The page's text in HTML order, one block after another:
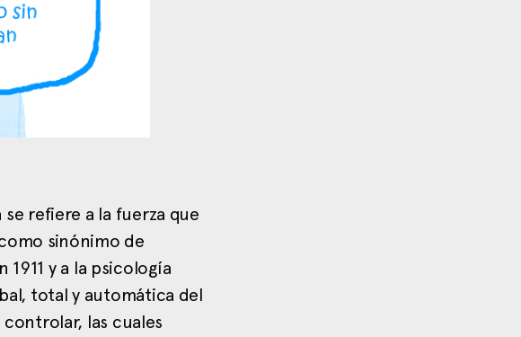
se refiere a la fuerza que
sinónimo de
y a la psicología
total y automática del
las cuales